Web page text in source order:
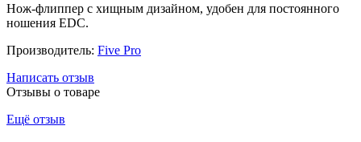
Нож-флиппер с хищным дизайном, удобен для постоянного
ношения EDC.
Производитель: Five Pro
Написать отзыв
Отзывы о товаре
Ещё отзыв